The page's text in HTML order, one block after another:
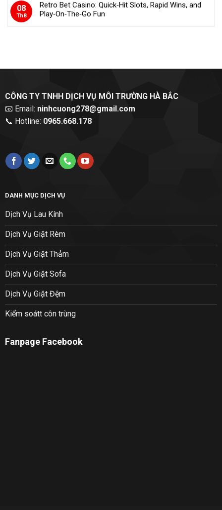
08
Th8
Retro Bet Casino: Quick‑Hit Slots, Rapid Wins, and
Play‑On‑The‑Go Fun
CÔNG TY TNHH DỊCH VỤ MÔI TRƯỜNG HÀ BẮC
📧 Email: ninhcuong278@gmail.com
📞 Hotline: 0965.668.178
DANH MỤC DỊCH VỤ
Dịch Vụ Lau Kính
Dịch Vụ Giặt Rèm
Dịch Vụ Giặt Thảm
Dịch Vụ Giặt Sofa
Dịch Vụ Giặt Đệm
Kiểm soátt côn trùng
Fanpage Facebook